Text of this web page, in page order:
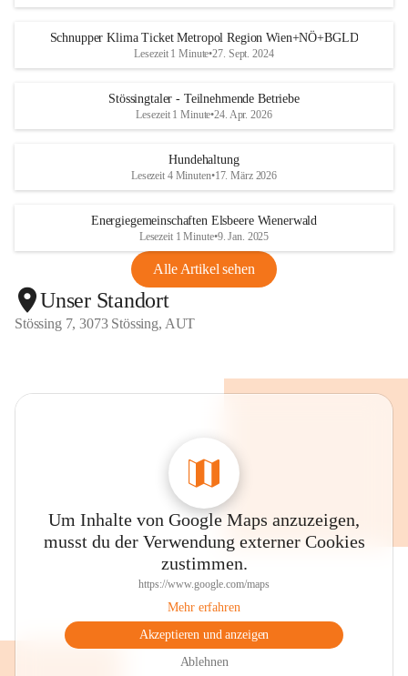
Schnupper Klima Ticket Metropol Region Wien+NÖ+BGLD
Lesezeit 1 Minute•27. Sept. 2024
Stössingtaler - Teilnehmende Betriebe
Lesezeit 1 Minute•24. Apr. 2026
Hundehaltung
Lesezeit 4 Minuten•17. März 2026
Energiegemeinschaften Elsbeere Wienerwald
Lesezeit 1 Minute•9. Jan. 2025
Alle Artikel sehen
Unser Standort
Stössing 7, 3073 Stössing, AUT
Um Inhalte von Google Maps anzuzeigen,
musst du der Verwendung externer Cookies
zustimmen.
https://www.google.com/maps
Mehr erfahren
Akzeptieren und anzeigen
Ablehnen